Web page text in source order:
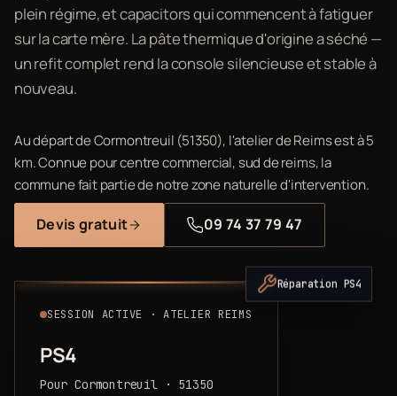
plein régime, et capacitors qui commencent à fatiguer
sur la carte mère. La pâte thermique d'origine a séché —
un refit complet rend la console silencieuse et stable à
nouveau.
Au départ de Cormontreuil (51350), l'atelier de Reims est à 5
km. Connue pour centre commercial, sud de reims, la
commune fait partie de notre zone naturelle d'intervention.
Devis gratuit 09 74 37 79 47
SESSION ACTIVE · ATELIER REIMS
PS4
Pour Cormontreuil · 51350
Réparation PS4